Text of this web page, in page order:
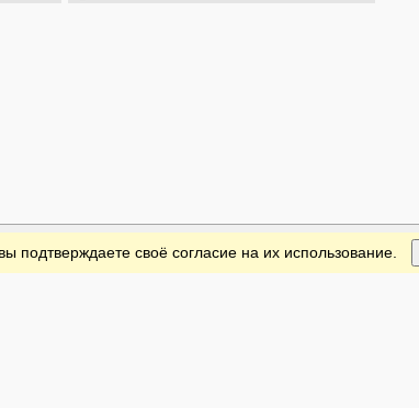
своё согласие на их использование.